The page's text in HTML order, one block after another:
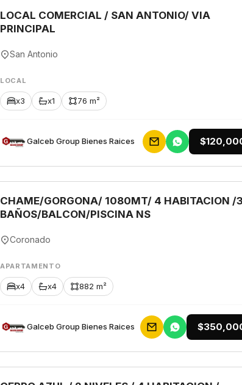
LOCAL COMERCIAL / SAN ANTONIO/ VIA
PRINCIPAL
San Antonio
LOCAL
x3 x1 76 m²
Galceb Group Bienes Raices
CHAME/GORGONA/ 1080MT/ 4 HABITACION /
BAÑOS/BALCON/PISCINA NS
Coronado
APARTAMENTO
x4 x4 882 m²
Galceb Group Bienes Raices